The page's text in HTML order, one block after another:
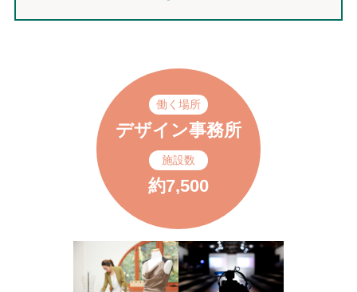
働く場所
デザイン事務所
施設数
約7,500